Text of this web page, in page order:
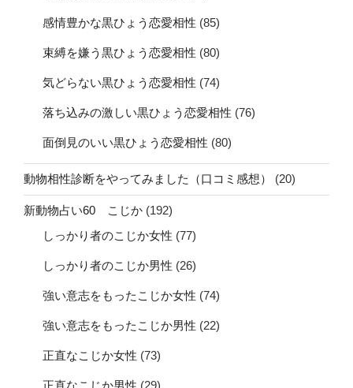
感情豊かな黒ひょう恋愛相性 (85)
束縛を嫌う黒ひょう恋愛相性 (80)
気どらない黒ひょう恋愛相性 (74)
落ち込みの激しい黒ひょう恋愛相性 (76)
面倒見のいい黒ひょう恋愛相性 (80)
動物相性診断をやってみました（口コミ感想） (20)
新動物占い60 こじか (192)
しっかり者のこじか女性 (77)
しっかり者のこじか男性 (26)
強い意志をもったこじか女性 (74)
強い意志をもったこじか男性 (22)
正直なこじか女性 (73)
正直なこじか男性 (29)